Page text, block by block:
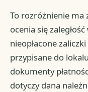
To rozróżnienie ma
ocenia się
nieopłacone
przypisane do
dokumenty
dotyczy dana